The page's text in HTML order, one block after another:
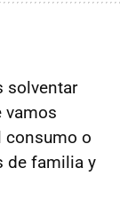
solventar
vamos
consumo o
de familia y